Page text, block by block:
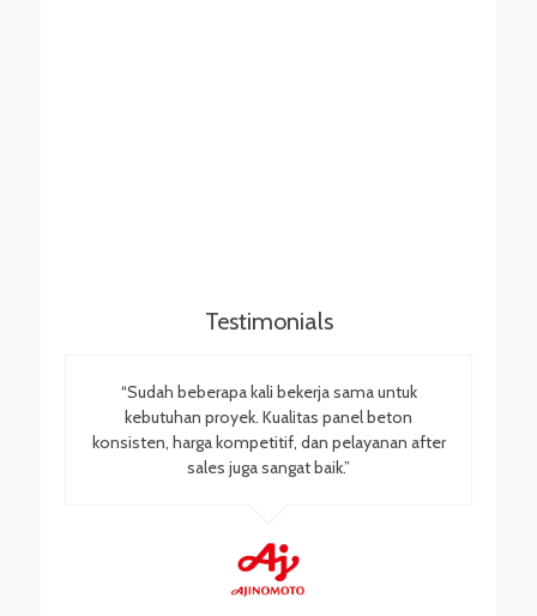
Testimonials
“Sudah beberapa kali bekerja sama untuk
kebutuhan proyek. Kualitas panel beton
konsisten, harga kompetitif, dan pelayanan after
sales juga sangat baik.”